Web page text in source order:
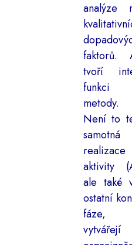
analýze
faktorů.
tvoří
metody.
Není to
samotná
aktivity
ale také
ostatní
fáze,
vytvářejí